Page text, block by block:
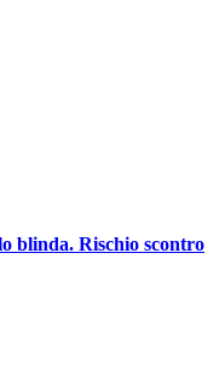
blinda. Rischio scontro